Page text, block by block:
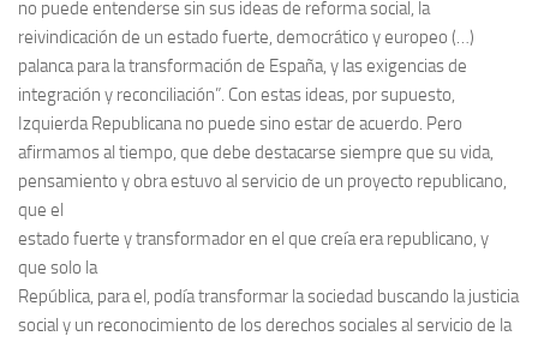
no puede entenderse sin sus ideas de reforma social, la
reivindicación de un estado fuerte, democrático y europeo (…)
palanca para la transformación de España, y las exigencias de
integración y reconciliación”. Con estas ideas, por supuesto,
Izquierda Republicana no puede sino estar de acuerdo. Pero
afirmamos al tiempo, que debe destacarse siempre que su vida,
pensamiento y obra estuvo al servicio de un proyecto republicano,
que el
estado fuerte y transformador en el que creía era republicano, y
que solo la
República, para el, podía transformar la sociedad buscando la justicia
social y un reconocimiento de los derechos sociales al servicio de la